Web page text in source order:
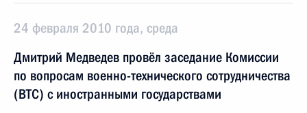
24 февраля 2010 года, среда
Дмитрий Медведев провёл заседание Комиссии
по вопросам военно-технического сотрудничества
(ВТС) с иностранными государствами